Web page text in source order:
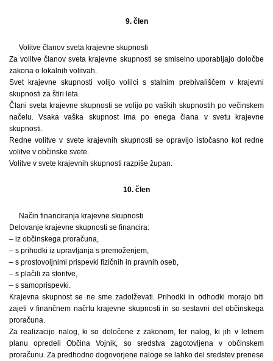
9. člen
Volitve članov sveta krajevne skupnosti
Za volitve članov sveta krajevne skupnosti se smiselno uporabljajo določbe
zakona o lokalnih volitvah.
Svet krajevne skupnosti volijo volilci s stalnim prebivališčem v krajevni
skupnosti za štiri leta.
Člani sveta krajevne skupnosti se volijo po vaških skupnostih po večinskem
načelu. Vsaka vaška skupnost ima po enega člana v svetu krajevne
skupnosti.
Redne volitve v svete krajevnih skupnosti se opravijo istočasno kot redne
volitve v občinske svete.
Volitve v svete krajevnih skupnosti razpiše župan.
10. člen
Način financiranja krajevne skupnosti
Delovanje krajevne skupnosti se financira:
– iz občinskega proračuna,
– s prihodki iz upravljanja s premoženjem,
– s prostovoljnimi prispevki fizičnih in pravnih oseb,
– s plačili za storitve,
– s samoprispevki.
Krajevna skupnost se ne sme zadolževati. Prihodki in odhodki morajo biti
zajeti v finančnem načrtu krajevne skupnosti in so sestavni del občinskega
proračuna.
Za realizacijo nalog, ki so določene z zakonom, ter nalog, ki jih v letnem
planu opredeli Občina Vojnik, so sredstva zagotovljena v občinskem
proračunu. Za predhodno dogovorjene naloge se lahko del sredstev prenese